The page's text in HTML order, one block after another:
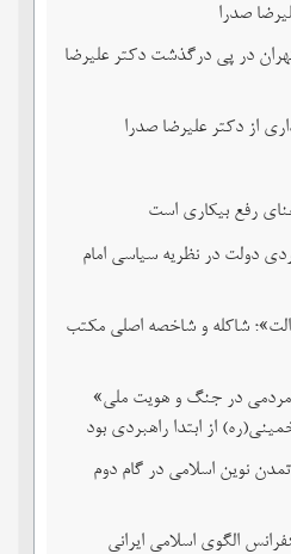
صدرا
در پی درگذشت دکتر علیرضا
از دکتر علیرضا صدرا
رفع بیکاری است
دولت در نظریه سیاسی امام
شاکله و شاخصه اصلی مکتب
در جنگ و هویت ملی»
از ابتدا راهبردی بود
نوین اسلامی در گام دوم
الگوی اسلامی ایرانی